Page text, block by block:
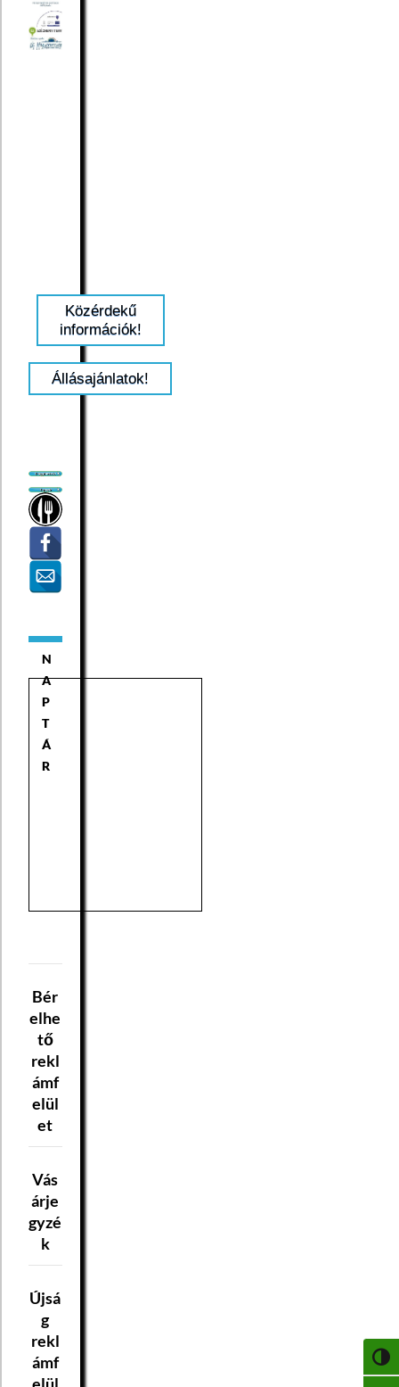
Közérdekű
információk!
Állásajánlatok!
N
A
P
T
Á
R
Bér
elhe
tő
rekl
ámf
elül
et
Vás
árje
gyzé
k
Újsá
g
rekl
ámf